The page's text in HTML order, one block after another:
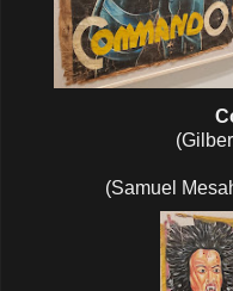
(Samuel